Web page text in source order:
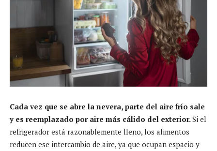
Cada vez que se abre la nevera, parte del aire frío sale
y es reemplazado por aire más cálido del exterior.Si el
refrigerador está razonablemente lleno, los alimentos
reducen ese intercambio de aire, ya que ocupan espacio y